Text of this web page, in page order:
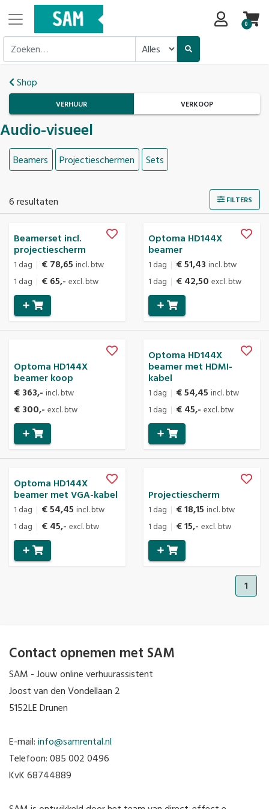
0
Shop
VERHUUR VERKOOP
Audio-visueel
Beamers Projectieschermen Sets
6 resultaten FILTERS
Beamerset incl.
projectiescherm
1 dag | € 78,65 incl. btw
1 dag | € 65,- excl. btw
Optoma HD144X
beamer
1 dag | € 51,43 incl. btw
1 dag | € 42,50 excl. btw
Optoma HD144X
beamer koop
€ 363,- incl. btw
€ 300,- excl. btw
Optoma HD144X
beamer met HDMI-
kabel
1 dag | € 54,45 incl. btw
1 dag | € 45,- excl. btw
Optoma HD144X
beamer met VGA-kabel
1 dag | € 54,45 incl. btw
1 dag | € 45,- excl. btw
Projectiescherm
1 dag | € 18,15 incl. btw
1 dag | € 15,- excl. btw
1
Contact opnemen met SAM
SAM - Jouw online verhuurassistent
Joost van den Vondellaan 2
5152LE Drunen
E-mail: info@samrental.nl
Telefoon: 085 002 0496
KvK 68744889